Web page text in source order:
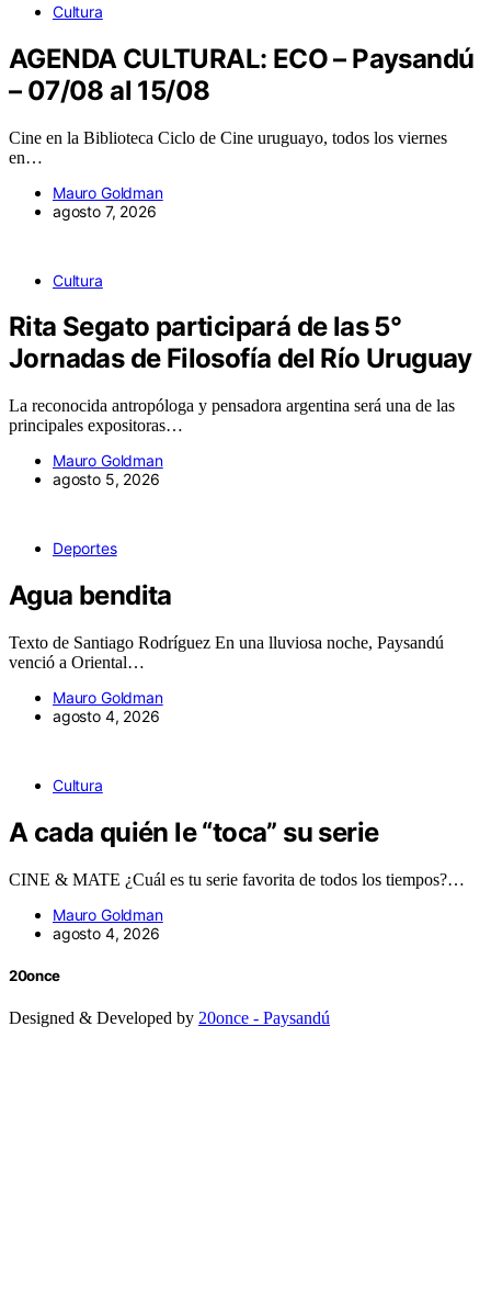
Cultura
AGENDA CULTURAL: ECO – Paysandú
– 07/08 al 15/08
Cine en la Biblioteca Ciclo de Cine uruguayo, todos los viernes
en…
Mauro Goldman
agosto 7, 2026
Cultura
Rita Segato participará de las 5°
Jornadas de Filosofía del Río Uruguay
La reconocida antropóloga y pensadora argentina será una de las
principales expositoras…
Mauro Goldman
agosto 5, 2026
Deportes
Agua bendita
Texto de Santiago Rodríguez En una lluviosa noche, Paysandú
venció a Oriental…
Mauro Goldman
agosto 4, 2026
Cultura
A cada quién le “toca” su serie
CINE & MATE ¿Cuál es tu serie favorita de todos los tiempos?…
Mauro Goldman
agosto 4, 2026
20once
Designed & Developed by 20once - Paysandú